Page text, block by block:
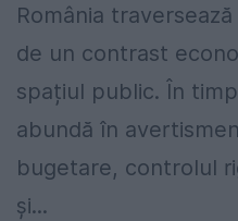
România
de un contrast
spațiul public. În
abundă în
bugetare, controlul
și...